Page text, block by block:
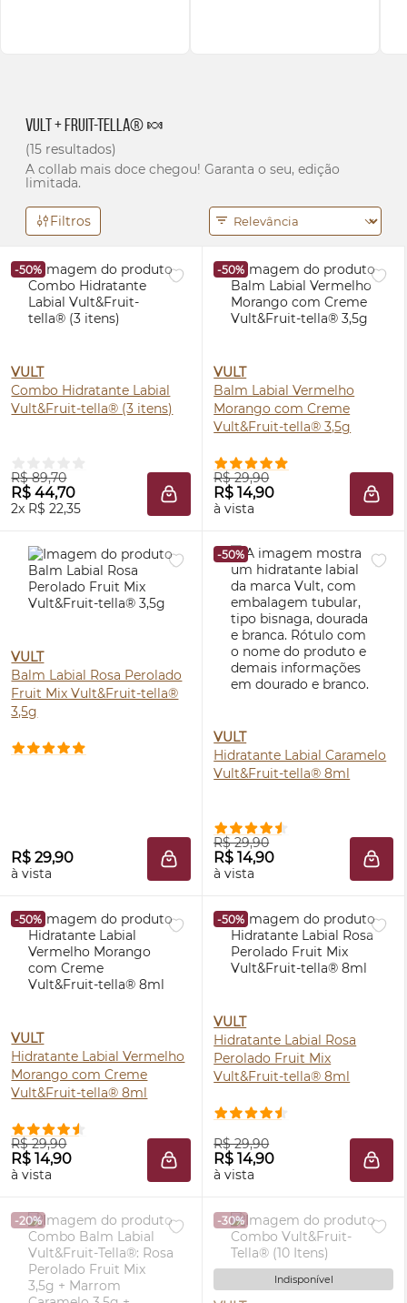
Vult + Fruit-tella® 🍬
(15 resultados)
A collab mais doce chegou! Garanta o seu, edição
limitada.
Filtros
-50%
VULT
Combo Hidratante Labial
Vult&Fruit-tella® (3 itens)
R$ 89,70
R$ 44,70
2x R$ 22,35 ADICIONAR À SACOLA
-50%
VULT
Balm Labial Vermelho
Morango com Creme
Vult&Fruit-tella® 3,5g
R$ 29,90
R$ 14,90
à vista
VULT
Balm Labial Rosa Perolado
Fruit Mix Vult&Fruit-tella®
3,5g
R$ 29,90
à vista ADICIONAR À SACOLA
-50%
VULT
Hidratante Labial Caramelo
Vult&Fruit-tella® 8ml
R$ 29,90
R$ 14,90
à vista
-50%
VULT
Hidratante Labial Vermelho
Morango com Creme
Vult&Fruit-tella® 8ml
R$ 29,90
R$ 14,90
à vista ADICIONAR À SACOLA
-50%
VULT
Hidratante Labial Rosa
Perolado Fruit Mix
Vult&Fruit-tella® 8ml
R$ 29,90
R$ 14,90
à vista
-20% -30%
Indisponível